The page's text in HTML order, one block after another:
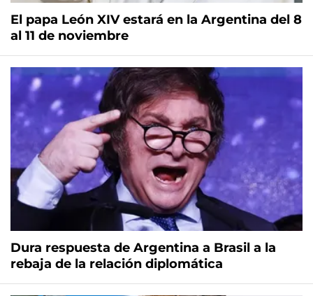
El papa León XIV estará en la Argentina del 8
al 11 de noviembre
Dura respuesta de Argentina a Brasil a la
rebaja de la relación diplomática